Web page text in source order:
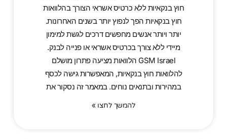
חוץ בנקאיות ללא כרטיס אשראי הצורך בהלוואות
חוץ בנקאיות הפך לנפוץ יותר בשנים האחרונות.
יותר ויותר אנשים מחפשים דרכים לגשת למימון
מיידי ללא צורך בכרטיס אשראי או פנייה לבנק.
GSM Israel הלוואות מציעה פתרון מושלם
להלוואות חוץ בנקאיות, המאפשרות גישה לכסף
במהירות ובתנאים נוחים. במאמר זה נסקור את
להמשך לחצו »